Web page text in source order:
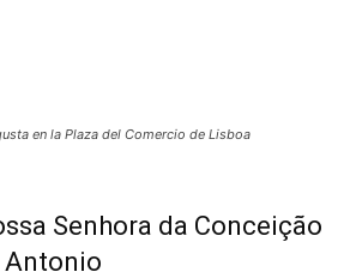
en la Plaza del Comercio de Lisboa
Senhora da Conceição
Antonio